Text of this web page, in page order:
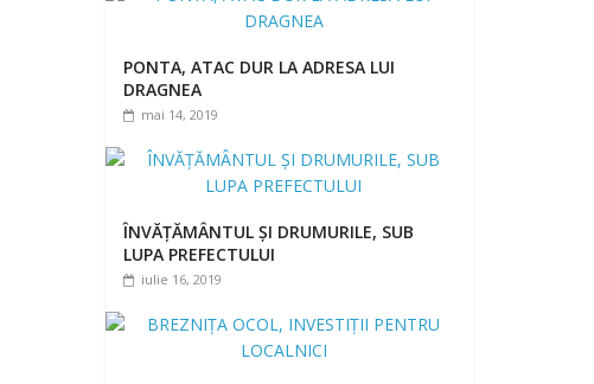
PONTA, ATAC DUR LA ADRESA LUI
DRAGNEA
mai 14, 2019
ÎNVĂȚĂMÂNTUL ȘI DRUMURILE, SUB
LUPA PREFECTULUI
iulie 16, 2019